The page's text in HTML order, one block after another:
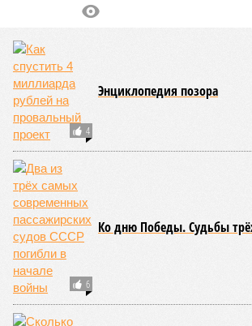
места занимают бедствия,
Европу подобные катастрофы никогда не
здесь беды были другими, включая
масштабные эпидемии вроде бубонной
погибших) или «испанки» (по разным
100 млн погибших во всём мире).
Когда земля – дыбом
Но это дела давно минувших дней. А что
дальнейшем? Авторы энциклопедии A-Z
основываясь на современных научных
глобальных тенденциях, составили свой
потенциально самых смертоносных
угрожающих человечеству
веке.
«Золото» получили землетрясения. К
сейсмоопасным регионам относится